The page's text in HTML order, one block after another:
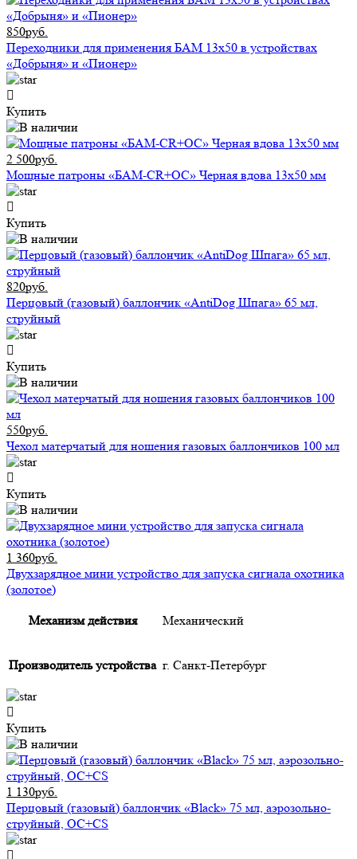
850руб.
Переходники для применения БАМ 13x50 в устройствах
«Добрыня» и «Пионер»
Купить
2 500руб.
Мощные патроны «БАМ-CR+ОС» Черная вдова 13х50 мм
Купить
820руб.
Перцовый (газовый) баллончик «AntiDog Шпага» 65 мл,
струйный
Купить
550руб.
Чехол матерчатый для ношения газовых баллончиков 100 мл
Купить
1 360руб.
Двухзарядное мини устройство для запуска сигнала охотника
(золотое)
Механизм действия Механический
Производитель устройства г. Санкт-Петербург
Купить
1 130руб.
Перцовый (газовый) баллончик «Black» 75 мл, аэрозольно-
струйный, ОC+CS